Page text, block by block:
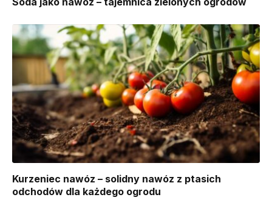
Kurzeniec nawóz – solidny nawóz z ptasich
odchodów dla każdego ogrodu